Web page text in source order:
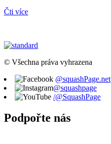
Čti více
© Všechna práva vyhrazena
@squashPage.net
@squashpage
/@SquashPage
Podpořte nás